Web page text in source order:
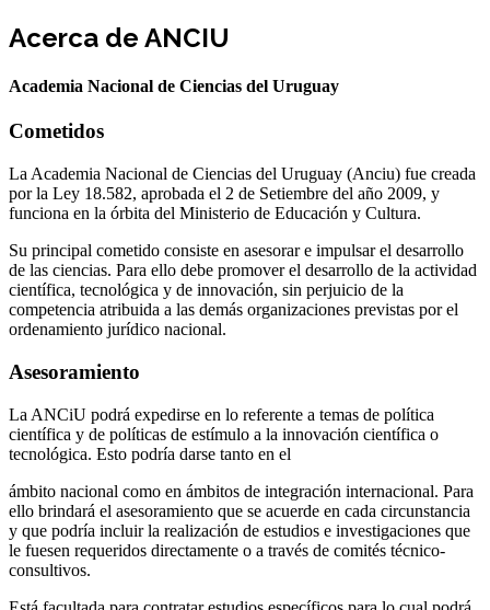
Acerca de ANCIU
Academia Nacional de Ciencias del Uruguay
Cometidos
La Academia Nacional de Ciencias del Uruguay (Anciu) fue creada
por la Ley 18.582, aprobada el 2 de Setiembre del año 2009, y
funciona en la órbita del Ministerio de Educación y Cultura.
Su principal cometido consiste en asesorar e impulsar el desarrollo
de las ciencias. Para ello debe promover el desarrollo de la actividad
científica, tecnológica y de innovación, sin perjuicio de la
competencia atribuida a las demás organizaciones previstas por el
ordenamiento jurídico nacional.
Asesoramiento
La ANCiU podrá expedirse en lo referente a temas de política
científica y de políticas de estímulo a la innovación científica o
tecnológica. Esto podría darse tanto en el
ámbito nacional como en ámbitos de integración internacional. Para
ello brindará el asesoramiento que se acuerde en cada circunstancia
y que podría incluir la realización de estudios e investigaciones que
le fuesen requeridos directamente o a través de comités técnico-
consultivos.